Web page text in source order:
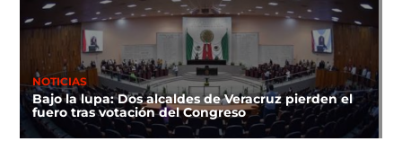
NOTICIAS
Bajo la lupa: Dos alcaldes de Veracruz pierden el
fuero tras votación del Congreso